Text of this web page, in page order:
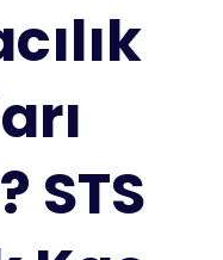
STS